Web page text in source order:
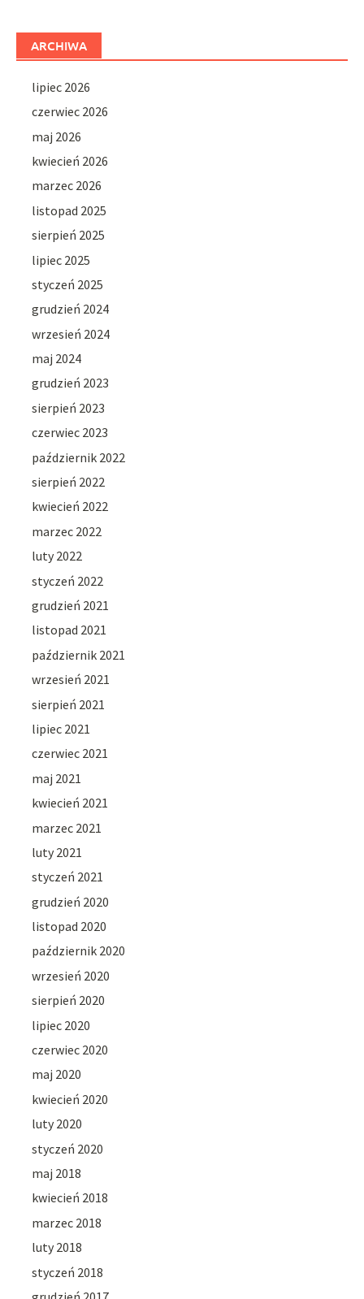
ARCHIWA
lipiec 2026
czerwiec 2026
maj 2026
kwiecień 2026
marzec 2026
listopad 2025
sierpień 2025
lipiec 2025
styczeń 2025
grudzień 2024
wrzesień 2024
maj 2024
grudzień 2023
sierpień 2023
czerwiec 2023
październik 2022
sierpień 2022
kwiecień 2022
marzec 2022
luty 2022
styczeń 2022
grudzień 2021
listopad 2021
październik 2021
wrzesień 2021
sierpień 2021
lipiec 2021
czerwiec 2021
maj 2021
kwiecień 2021
marzec 2021
luty 2021
styczeń 2021
grudzień 2020
listopad 2020
październik 2020
wrzesień 2020
sierpień 2020
lipiec 2020
czerwiec 2020
maj 2020
kwiecień 2020
luty 2020
styczeń 2020
maj 2018
kwiecień 2018
marzec 2018
luty 2018
styczeń 2018